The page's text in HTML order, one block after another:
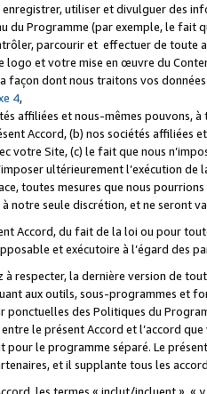
utiliser et divulguer des
du Programme (par exemple, le fait
parcourir et effectuer de
et votre mise en œuvre du
dont nous traitons vos
4,
affiliées et nous-mêmes
Accord, (b) nos sociétés
votre Site, (c) le fait que nous
ultérieurement l’exécution
toutes mesures que nous
notre seule discrétion, et ne seront
Accord, du fait de la loi ou pour
et exécutoire à l’égard des
respecter, la dernière version de
aux outils, sous-programmes et
ponctuelles des Politiques du
le présent Accord et l’accord
le programme séparé. Le
et il supplante tous les